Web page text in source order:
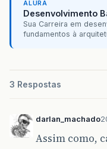
ALURA
Desenvolvimento
Sua Carreira em
fundamentos à
3 Respostas
darlan_machado
Assim como,